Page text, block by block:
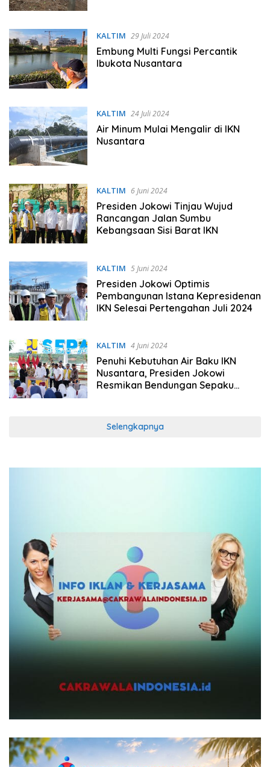
KALTIM 29 Juli 2024
Embung Multi Fungsi Percantik
Ibukota Nusantara
KALTIM 24 Juli 2024
Air Minum Mulai Mengalir di IKN
Nusantara
KALTIM 6 Juni 2024
Presiden Jokowi Tinjau Wujud
Rancangan Jalan Sumbu
Kebangsaan Sisi Barat IKN
KALTIM 5 Juni 2024
Presiden Jokowi Optimis
Pembangunan Istana Kepresidenan
IKN Selesai Pertengahan Juli 2024
KALTIM 4 Juni 2024
Penuhi Kebutuhan Air Baku IKN
Nusantara, Presiden Jokowi
Resmikan Bendungan Sepaku
Selengkapnya